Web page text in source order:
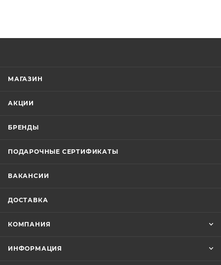
МАГАЗИН
АКЦИИ
БРЕНДЫ
ПОДАРОЧНЫЕ СЕРТИФИКАТЫ
ВАКАНСИИ
ДОСТАВКА
КОМПАНИЯ
ИНФОРМАЦИЯ